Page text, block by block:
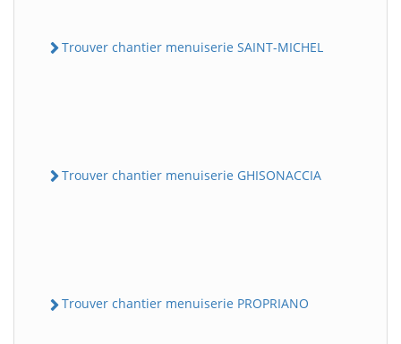
Trouver chantier menuiserie SAINT-MICHEL
Trouver chantier menuiserie GHISONACCIA
Trouver chantier menuiserie PROPRIANO